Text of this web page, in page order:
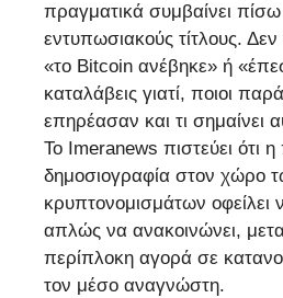
πραγματικά συμβαίνει
εντυπωσιακούς τίτλους. Δεν
«το Bitcoin ανέβηκε» ή
καταλάβεις γιατί, ποιοι
επηρέασαν και τι σημαίνει
Το Imeranews πιστεύει ότι η
δημοσιογραφία στον χώρο
κρυπτονομισμάτων οφείλει
απλώς να ανακοινώνει,
περίπλοκη αγορά σε
τον μέσο αναγνώστη.